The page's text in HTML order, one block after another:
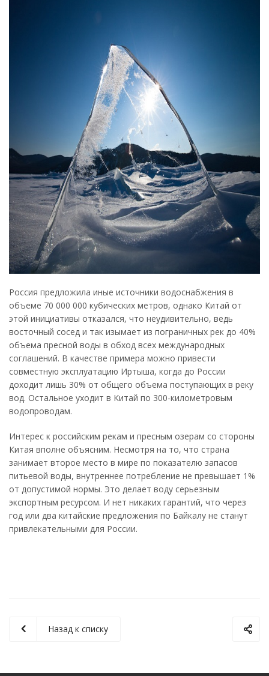
Россия предложила иные источники водоснабжения в
объеме 70 000 000 кубических метров, однако Китай от
этой инициативы отказался, что неудивительно, ведь
восточный сосед и так изымает из пограничных рек до 40%
объема пресной воды в обход всех международных
соглашений. В качестве примера можно привести
совместную эксплуатацию Иртыша, когда до России
доходит лишь 30% от общего объема поступающих в реку
вод. Остальное уходит в Китай по 300-километровым
водопроводам.
Интерес к российским рекам и пресным озерам со стороны
Китая вполне объясним. Несмотря на то, что страна
занимает второе место в мире по показателю запасов
питьевой воды, внутреннее потребление не превышает 1%
от допустимой нормы. Это делает воду серьезным
экспортным ресурсом. И нет никаких гарантий, что через
год или два китайские предложения по Байкалу не станут
привлекательными для России.
Назад к списку